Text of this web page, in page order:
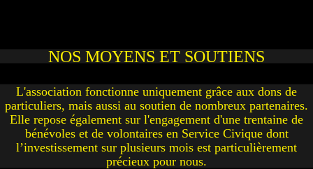
NOS MOYENS ET SOUTIENS
L'association fonctionne uniquement grâce aux dons de
particuliers, mais aussi au soutien de nombreux partenaires.
Elle repose également sur l'engagement d'une trentaine de
bénévoles et de volontaires en Service Civique dont
l’investissement sur plusieurs mois est particulièrement
précieux pour nous.